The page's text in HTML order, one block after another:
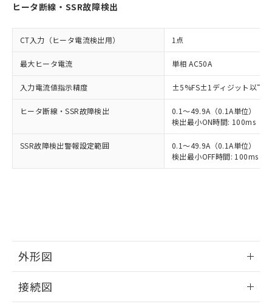
ヒータ断線・SSR故障検出
CT入力（ヒータ電流検出用） 1点
最大ヒータ電流 単相 AC50A
入力電流値指示精度 ±5%FS±1ディジット以下
ヒータ断線・SSR故障検出
0.1～49.9A（0.1A単位）
検出最小ON時間: 100ms（
SSR故障検出警報設定範囲
0.1～49.9A（0.1A単位）
検出最小OFF時間: 100ms（
外形図
接続図